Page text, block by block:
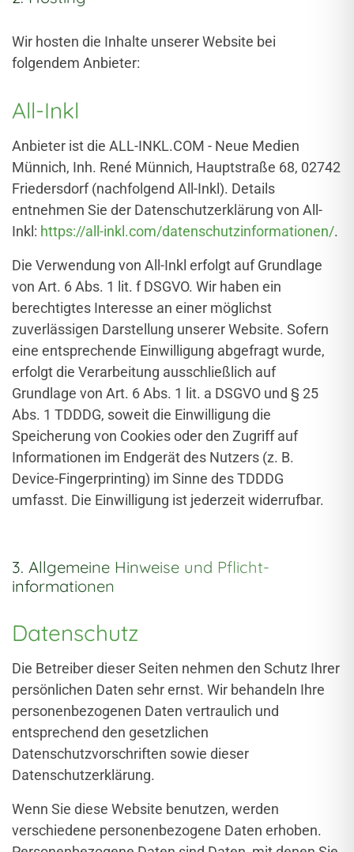
Wir hosten die Inhalte unserer Website bei
folgendem Anbieter:
All-Inkl
Anbieter ist die ALL-INKL.COM - Neue Medien
Münnich, Inh. René Münnich, Hauptstraße 68, 02742
Friedersdorf (nachfolgend All-Inkl). Details
entnehmen Sie der Datenschutzerklärung von All-
Inkl: https://all-inkl.com/datenschutzinformationen/.
Die Verwendung von All-Inkl erfolgt auf Grundlage
von Art. 6 Abs. 1 lit. f DSGVO. Wir haben ein
berechtigtes Interesse an einer möglichst
zuverlässigen Darstellung unserer Website. Sofern
eine entsprechende Einwilligung abgefragt wurde,
erfolgt die Verarbeitung ausschließlich auf
Grundlage von Art. 6 Abs. 1 lit. a DSGVO und § 25
Abs. 1 TDDDG, soweit die Einwilligung die
Speicherung von Cookies oder den Zugriff auf
Informationen im Endgerät des Nutzers (z. B.
Device-Fingerprinting) im Sinne des TDDDG
umfasst. Die Einwilligung ist jederzeit widerrufbar.
3. Allgemeine Hinweise und Pflicht­
informationen
Datenschutz
Die Betreiber dieser Seiten nehmen den Schutz Ihrer
persönlichen Daten sehr ernst. Wir behandeln Ihre
personenbezogenen Daten vertraulich und
entsprechend den gesetzlichen
Datenschutzvorschriften sowie dieser
Datenschutzerklärung.
Wenn Sie diese Website benutzen, werden
verschiedene personenbezogene Daten erhoben.